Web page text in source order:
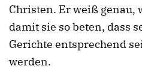
Christen. Er weiß genau,
damit sie so beten, dass
Gerichte entsprechend
werden.